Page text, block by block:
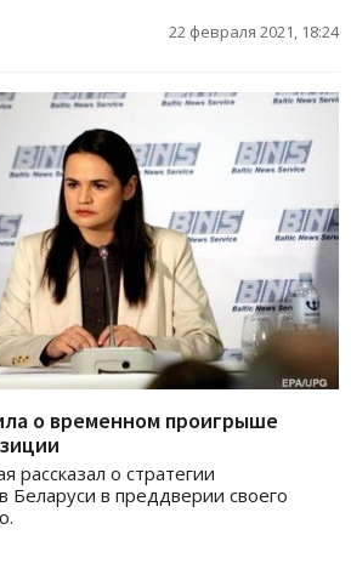
22 февраля 2021, 18:24
о временном проигрыше
рассказал о стратегии
Беларуси в преддверии своего